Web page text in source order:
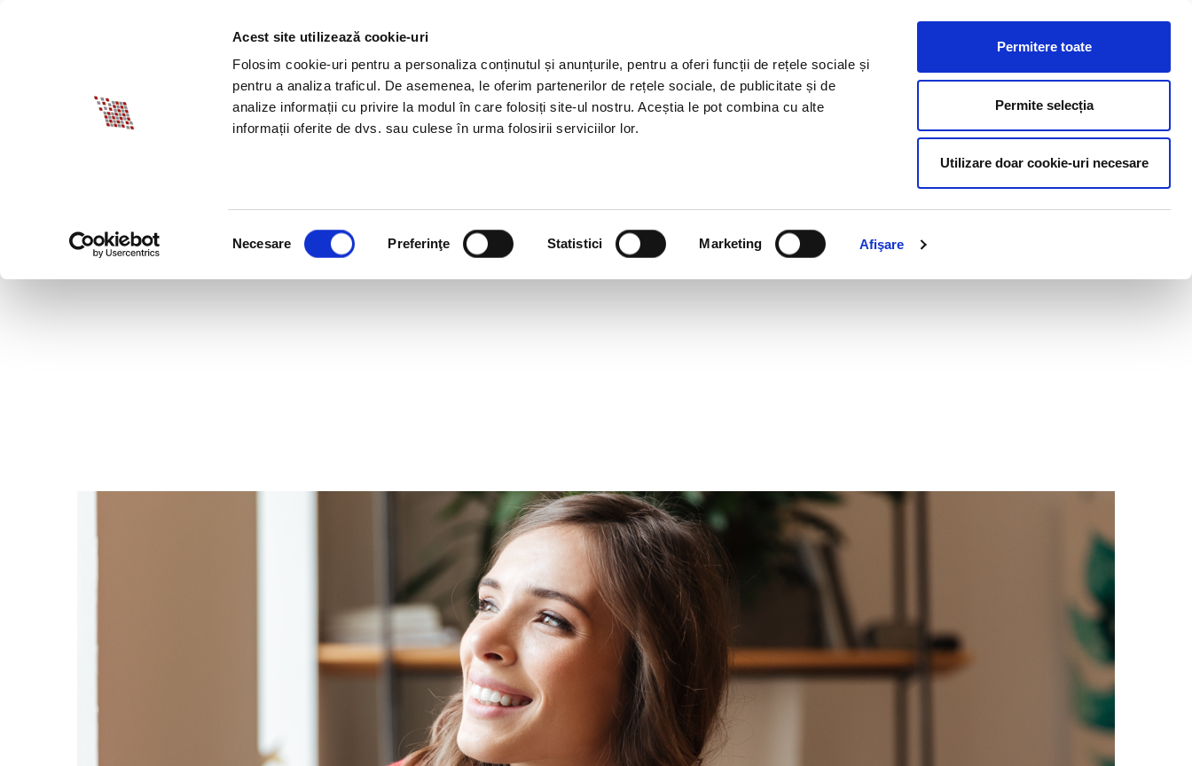
Acest site utilizează cookie-uri
Folosim cookie-uri pentru a personaliza conținutul și anunțurile, pentru a oferi funcții de rețele sociale și
pentru a analiza traficul. De asemenea, le oferim partenerilor de rețele sociale, de publicitate și de
analize informații cu privire la modul în care folosiți site-ul nostru. Aceștia le pot combina cu alte
informații oferite de dvs. sau culese în urma folosirii serviciilor lor.
consimțământului
Necesare Preferinţe Statistici Marketing Afişare
Permitere toate
Permite selecția
Utilizare doar cookie-uri necesare
DESPRE BIA PROMOTII HR CONTACT